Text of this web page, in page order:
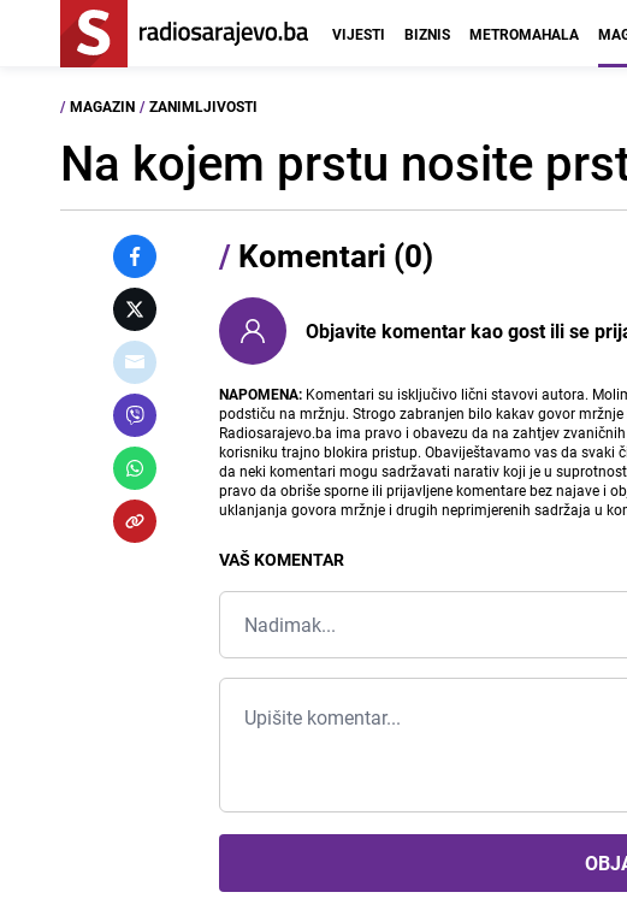
VIJESTI BIZNIS METROMAHALA
/ MAGAZIN / ZANIMLJIVOSTI
Na kojem prstu nosite
/ Komentari (0)
Objavite komentar kao gost ili se
NAPOMENA: Komentari su isključivo lični stavovi autora.
podstiču na mržnju. Strogo zabranjen bilo kakav govor
Radiosarajevo.ba ima pravo i obavezu da na zahtjev
korisniku trajno blokira pristup. Obaviještavamo vas da
da neki komentari mogu sadržavati narativ koji je u
pravo da obriše sporne ili prijavljene komentare bez najave i
uklanjanja govora mržnje i drugih neprimjerenih sadržaja u
VAŠ KOMENTAR